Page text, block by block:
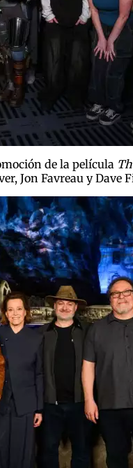
de la película
Jon Favreau y Dave